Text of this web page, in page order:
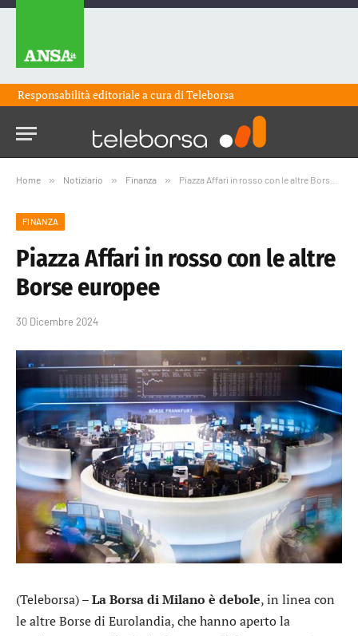
Responsabilità editoriale a cura diTeleborsa
Home » Notiziario » Finanza » Piazza Affari in rosso con le altre Borse europee
FINANZA
Piazza Affari in rosso con le altre
Borse europee
30 Dicembre 2024
(Teleborsa) –La Borsa di Milano è debole, in linea con
le altre Borse di Eurolandia, che hanno aperto la